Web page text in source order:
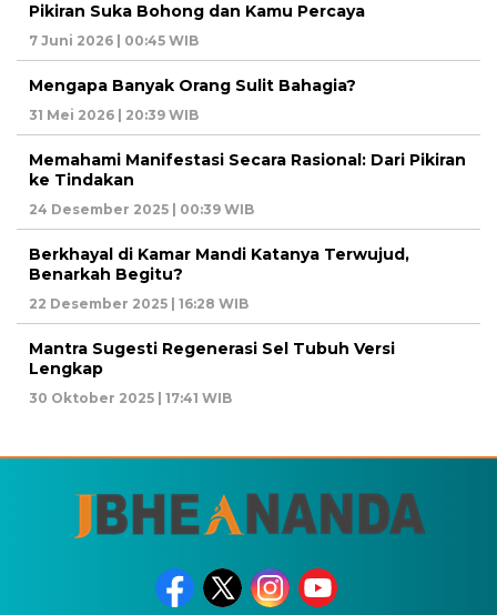
Pikiran Suka Bohong dan Kamu Percaya
7 Juni 2026 | 00:45 WIB
Mengapa Banyak Orang Sulit Bahagia?
31 Mei 2026 | 20:39 WIB
Memahami Manifestasi Secara Rasional: Dari Pikiran
ke Tindakan
24 Desember 2025 | 00:39 WIB
Berkhayal di Kamar Mandi Katanya Terwujud,
Benarkah Begitu?
22 Desember 2025 | 16:28 WIB
Mantra Sugesti Regenerasi Sel Tubuh Versi
Lengkap
30 Oktober 2025 | 17:41 WIB